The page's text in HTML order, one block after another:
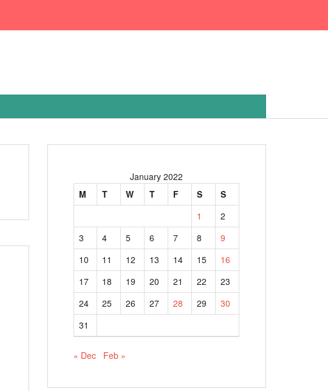
January 2022
M
T W T F S
S
1
2
3
4 5 6 7 8
9
10
11 12 13 14 15
16
17
18 19 20 21 22
23
24
25 26 27 28 29
30
31
« Dec Feb »